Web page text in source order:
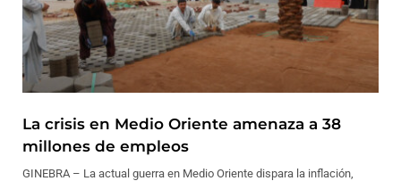
La crisis en Medio Oriente amenaza a 38
millones de empleos
GINEBRA – La actual guerra en Medio Oriente dispara la inflación,